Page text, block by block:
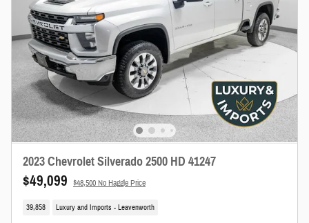
2023 Chevrolet Silverado 2500 HD 41247
$49,099 $48,500 No Haggle Price
39,858 Luxury and Imports - Leavenworth